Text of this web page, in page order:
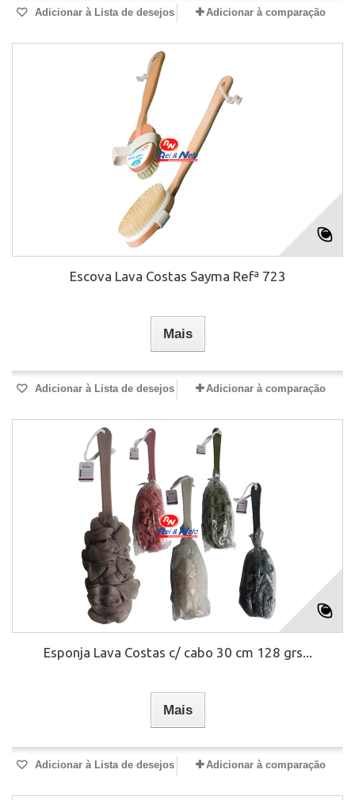
Adicionar à Lista de desejos Adicionar à comparação
Escova Lava Costas Sayma Refª 723
Mais
Adicionar à Lista de desejos Adicionar à comparação
Esponja Lava Costas c/ cabo 30 cm 128 grs...
Mais
Adicionar à Lista de desejos Adicionar à comparação